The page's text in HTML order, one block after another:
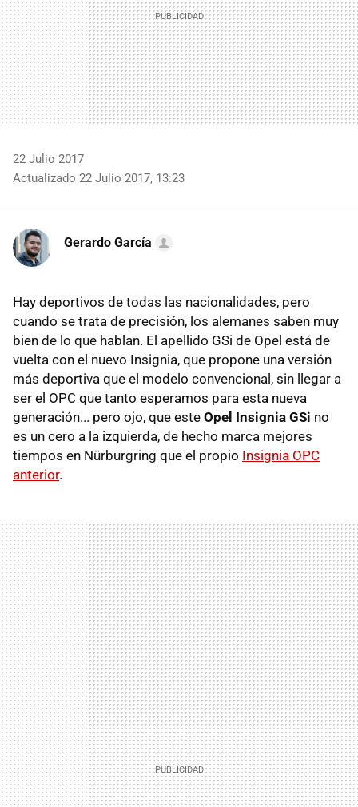
22 Julio 2017
Actualizado 22 Julio 2017, 13:23
Gerardo García
Hay deportivos de todas las nacionalidades, pero
cuando se trata de precisión, los alemanes saben muy
bien de lo que hablan. El apellido GSi de Opel está de
vuelta con el nuevo Insignia, que propone una versión
más deportiva que el modelo convencional, sin llegar a
ser el OPC que tanto esperamos para esta nueva
generación... pero ojo, que este Opel Insignia GSi no
es un cero a la izquierda, de hecho marca mejores
tiempos en Nürburgring que el propio Insignia OPC
anterior.